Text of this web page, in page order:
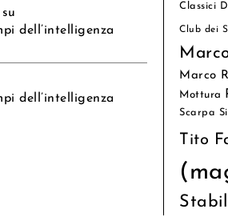
su
dell’intelligenza
dell’intelligenza
Classici
Club dei
Marco
Mottura
Scarpa
Tito